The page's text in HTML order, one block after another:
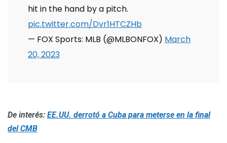
hit in the hand by a pitch.
pic.twitter.com/Dvr1HTCZHb
— FOX Sports: MLB (@MLBONFOX) March
20, 2023
De interés: EE.UU. derrotó a Cuba para meterse en la final
del CMB